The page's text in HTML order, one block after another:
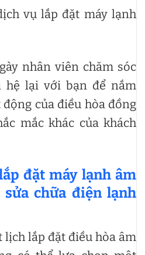
vụ lắp đặt máy lạnh
nhân viên chăm sóc
hệ lại với bạn để nắm
của điều hòa đồng
mắc khác của khách
đặt máy lạnh âm
chữa điện lạnh
lịch lắp đặt điều hòa âm